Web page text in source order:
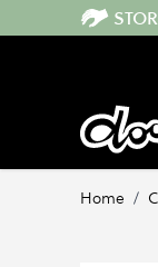
Direkt zum Inhalt
Home /